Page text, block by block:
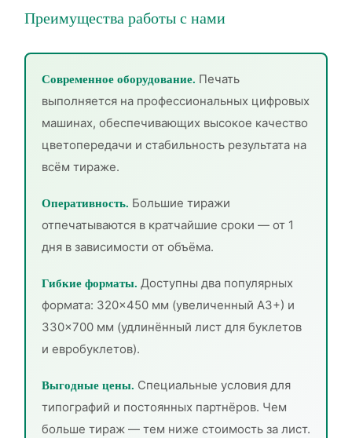
Преимущества работы с нами
Современное оборудование. Печать
выполняется на профессиональных цифровых
машинах, обеспечивающих высокое качество
цветопередачи и стабильность результата на
всём тираже.
Оперативность. Большие тиражи
отпечатываются в кратчайшие сроки — от 1
дня в зависимости от объёма.
Гибкие форматы. Доступны два популярных
формата: 320×450 мм (увеличенный А3+) и
330×700 мм (удлинённый лист для буклетов
и евробуклетов).
Выгодные цены. Специальные условия для
типографий и постоянных партнёров. Чем
больше тираж — тем ниже стоимость за лист.